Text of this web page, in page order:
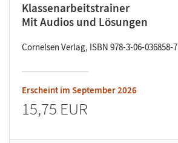
Klassenarbeitstrainer
Mit Audios und Lösungen
Cornelsen Verlag, ISBN 978-3-06-036858-7
Erscheint im September 2026
15,75 EUR